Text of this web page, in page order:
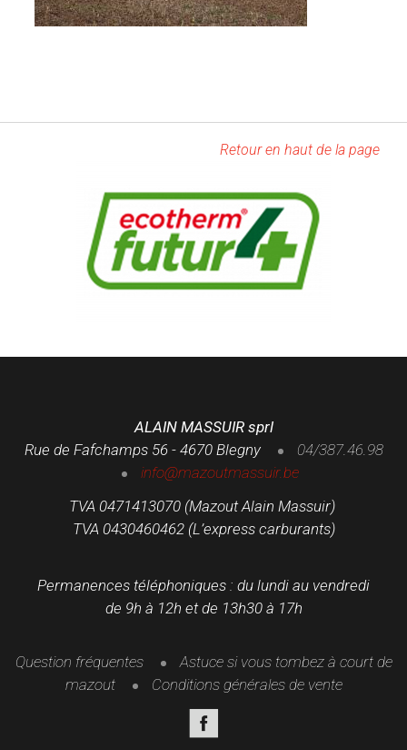
Retour en haut de la page
ALAIN MASSUIR sprl
Rue de Fafchamps 56 - 4670 Blegny
04/387.46.98
info@mazoutmassuir.be
TVA 0471413070 (Mazout Alain Massuir)
TVA 0430460462 (L’express carburants)
Permanences téléphoniques : du lundi au vendredi
de 9h à 12h et de 13h30 à 17h
Question fréquentes
Astuce si vous tombez à court de
mazout
Conditions générales de vente